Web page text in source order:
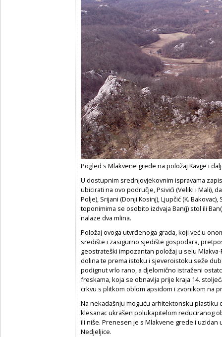
Pogled s Mlakvene grede na položaj Kavge i
U dostupnim srednjovjekovnim ispravama
ubicirati na ovo područje, Psivići (Veliki i Mali),
Polje), Srijani (Donji Kosinj), Ljupčić (K.
toponimima se osobito izdvaja Ban(j) stol ili
nalaze dva mlina.
Položaj ovoga utvrđenoga grada, koji već u
središte i zasigurno sjedište gospodara,
geostrateški impozantan položaj u selu
dolina te prema istoku i sjeveroistoku seže
podignut vrlo rano, a djelomično istraženi
freskama, koja se obnavlja prije kraja 14.
crkvu s plitkom oblom apsidom i zvonikom na
Na nekadašnju moguću arhitektonsku
klesanac ukrašen polukapitelom reduciranog
ili niše. Prenesen je s Mlakvene grede i uzidan
Nedjeljice.